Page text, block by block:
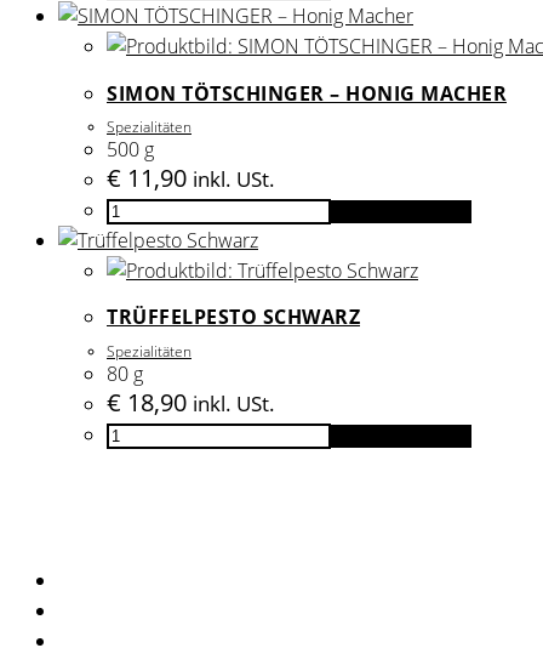
Zigarrenbrand
Menge
SIMON TÖTSCHINGER – HONIG MACHER
Spezialitäten
500 g
€ 11,90 inkl. USt.
SIMON
TÖTSCHINGER
-
Honig
Macher
Menge
TRÜFFELPESTO SCHWARZ
Spezialitäten
80 g
€ 18,90 inkl. USt.
Trüffelpesto